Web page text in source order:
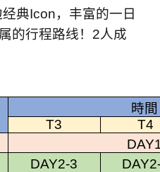
典Icon，丰富的一日
的行程路线！ 2人成
時間
T3
T4
DAY2-3